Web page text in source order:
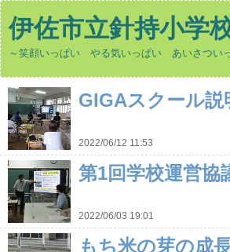
伊佐市立針持小学
～笑顔いっぱい やる気いっぱい あいさつい
GIGAスクール説
2022/06/12 11:53
第1回学校運営協
2022/06/03 19:01
もち米の芽の成